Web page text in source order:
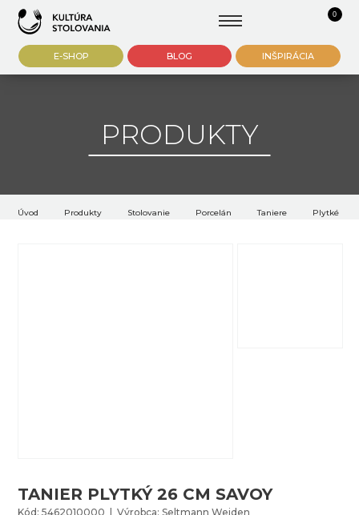
0
E-SHOP BLOG INŠPIRÁCIA
PRODUKTY
Úvod Produkty Stolovanie Porcelán Taniere Plytké
TANIER PLYTKÝ 26 CM SAVOY
Kód: 5462010000 | Výrobca: Seltmann Weiden